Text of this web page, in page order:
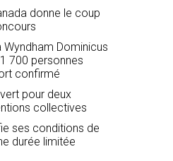
donne le coup
Wyndham Dominicus
700 personnes
confirmé
pour deux
collectives
ses conditions de
durée limitée